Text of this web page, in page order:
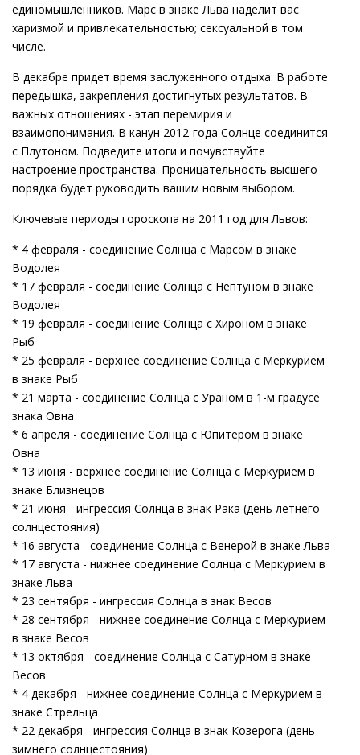
единомышленников. Марс в знаке Льва наделит вас
харизмой и привлекательностью; сексуальной в том
числе.
В декабре придет время заслуженного отдыха. В работе
передышка, закрепления достигнутых результатов. В
важных отношениях - этап перемирия и
взаимопонимания. В канун 2012-года Солнце соединится
с Плутоном. Подведите итоги и почувствуйте
настроение пространства. Проницательность высшего
порядка будет руководить вашим новым выбором.
Ключевые периоды гороскопа на 2011 год для Львов:
* 4 февраля - соединение Солнца с Марсом в знаке
Водолея
* 17 февраля - соединение Солнца с Нептуном в знаке
Водолея
* 19 февраля - соединение Солнца с Хироном в знаке
Рыб
* 25 февраля - верхнее соединение Солнца с Меркурием
в знаке Рыб
* 21 марта - соединение Солнца с Ураном в 1-м градусе
знака Овна
* 6 апреля - соединение Солнца с Юпитером в знаке
Овна
* 13 июня - верхнее соединение Солнца с Меркурием в
знаке Близнецов
* 21 июня - ингрессия Солнца в знак Рака (день летнего
солнцестояния)
* 16 августа - соединение Солнца с Венерой в знаке Льва
* 17 августа - нижнее соединение Солнца с Меркурием в
знаке Льва
* 23 сентября - ингрессия Солнца в знак Весов
* 28 сентября - нижнее соединение Солнца с Меркурием
в знаке Весов
* 13 октября - соединение Солнца с Сатурном в знаке
Весов
* 4 декабря - нижнее соединение Солнца с Меркурием в
знаке Стрельца
* 22 декабря - ингрессия Солнца в знак Козерога (день
зимнего солнцестояния)